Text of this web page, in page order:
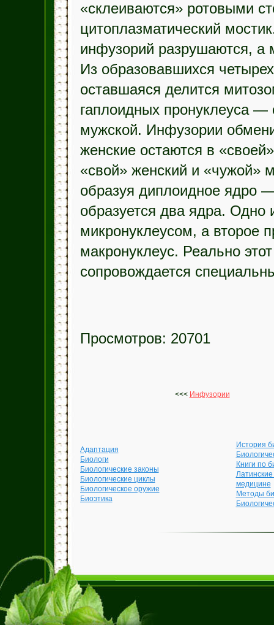
«склеиваются» ротовыми
цитоплазматический
инфузорий разрушаются, а
Из образовавшихся
оставшаяся делится
гаплоидных пронуклеуса
мужской. Инфузории
женские остаются в
«свой» женский и «чужой»
образуя диплоидное ядро
образуется два ядра. Одно
микронуклеусом, а второе
макронуклеус. Реально
сопровождается
Просмотров: 20701
<<< Инфузории
Адаптация
Биологи
Биологические законы
Биологические циклы
Биологическое оружие
Биоэтика
История
Книги по
медицине
Методы